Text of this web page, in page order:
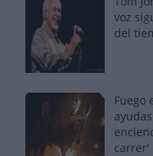
voz
del
Fuego
carrer'